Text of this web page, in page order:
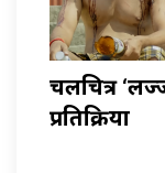
चलचित्र
प्रतिक्रिया